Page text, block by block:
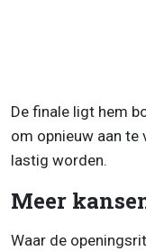
De finale ligt hem
om opnieuw aan te
lastig worden.
Meer
Waar de